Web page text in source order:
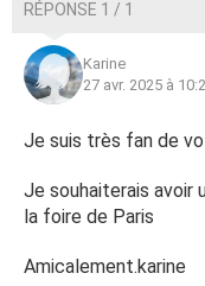
RÉPONSE 1 / 1
Karine
27 avr. 2025 à
Je suis très fan de
Je souhaiterais avoir
la foire de Paris
Amicalement.karine